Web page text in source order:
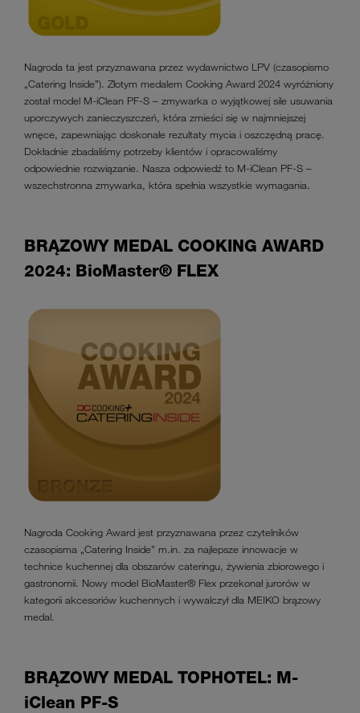
Nagroda ta jest przyznawana przez wydawnictwo LPV (czasopismo
„Catering Inside”). Złotym medalem Cooking Award 2024 wyróżniony
został model M-iClean PF-S – zmywarka o wyjątkowej sile usuwania
uporczywych zanieczyszczeń, która zmieści się w najmniejszej
wnęce, zapewniając doskonałe rezultaty mycia i oszczędną pracę.
Dokładnie zbadaliśmy potrzeby klientów i opracowaliśmy
odpowiednie rozwiązanie. Nasza odpowiedź to M-iClean PF-S –
wszechstronna zmywarka, która spełnia wszystkie wymagania.
BRĄZOWY MEDAL COOKING AWARD
2024: BioMaster® FLEX
Nagroda Cooking Award jest przyznawana przez czytelników
czasopisma „Catering Inside” m.in. za najlepsze innowacje w
technice kuchennej dla obszarów cateringu, żywienia zbiorowego i
gastronomii. Nowy model BioMaster® Flex przekonał jurorów w
kategorii akcesoriów kuchennych i wywalczył dla MEIKO brązowy
medal.
BRĄZOWY MEDAL TOPHOTEL: M-
iClean PF-S